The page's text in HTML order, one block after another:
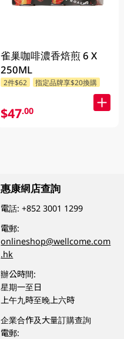
雀巢咖啡濃香焙煎 6 X
250ML
2件$62 指定品牌享$20換購
$47.00
惠康網店查詢
電話:+852 3001 1299
電郵:
onlineshop@wellcome.com
.hk
辦公時間:
星期一至日
上午九時至晚上六時
企業合作及大量訂購查詢
電郵: